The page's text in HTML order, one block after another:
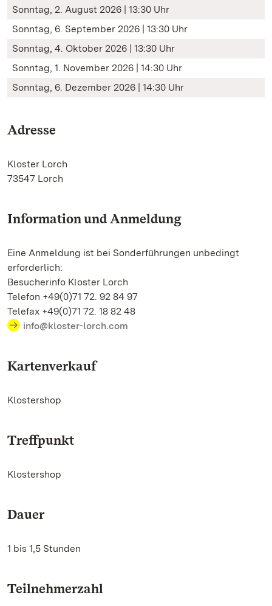
Sonntag, 2. August 2026 | 13:30 Uhr
Sonntag, 6. September 2026 | 13:30 Uhr
Sonntag, 4. Oktober 2026 | 13:30 Uhr
Sonntag, 1. November 2026 | 14:30 Uhr
Sonntag, 6. Dezember 2026 | 14:30 Uhr
Adresse
Kloster Lorch
73547 Lorch
Information und Anmeldung
Eine Anmeldung ist bei Sonderführungen unbedingt
erforderlich:
Besucherinfo Kloster Lorch
Telefon +49(0)71 72. 92 84 97
Telefax +49(0)71 72. 18 82 48
info@kloster-lorch.com
Kartenverkauf
Klostershop
Treffpunkt
Klostershop
Dauer
1 bis 1,5 Stunden
Teilnehmerzahl